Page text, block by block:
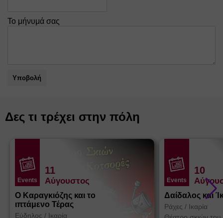
Το μήνυμά σας
Υποβολή
Δες τι τρέχει στην πόλη
Events
11
Αύγουστος
Ο Καραγκιόζης και το
ιπτάμενο Τέρας
Εύδηλος / Ικαρία
Events
10
Δαίδαλος και
Ράχες / Ικαρία